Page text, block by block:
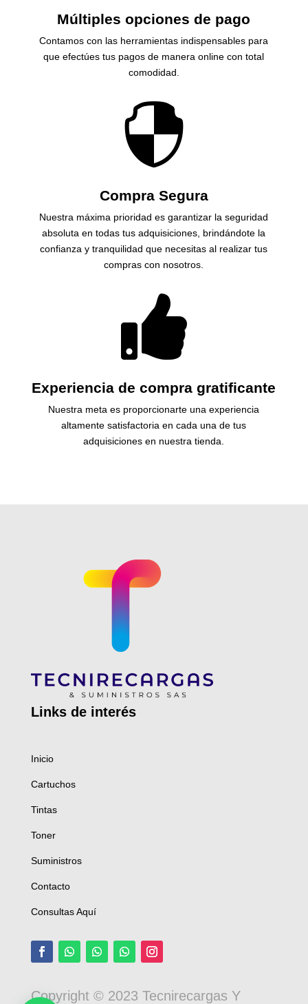
Múltiples opciones de pago
Contamos con las herramientas indispensables para
que efectúes tus pagos de manera online con total
comodidad.

Compra Segura
Nuestra máxima prioridad es garantizar la seguridad
absoluta en todas tus adquisiciones, brindándote la
confianza y tranquilidad que necesitas al realizar tus
compras con nosotros.

Experiencia de compra gratificante
Nuestra meta es proporcionarte una experiencia
altamente satisfactoria en cada una de tus
adquisiciones en nuestra tienda.
Links de interés
Inicio
Cartuchos
Tintas
Toner
Suministros
Contacto
Consultas Aquí
Copyright © 2023 Tecnirecargas Y